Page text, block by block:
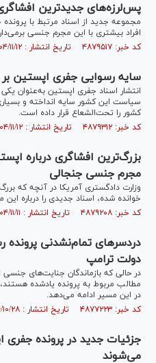
پس‌لرزه‌های جدیدترین
مجموعه جدید از اسناد مرتبط با پرونده
افراد بیشتری با این مجرم جنسی برمی‌‎دارد.
کد خبر: ۴۸۷۹۵۱۷ تاریخ انتشار : ۱۴۰۴/۱۱/۱۲
سایه رسوایی جفری اپستین
انتشار اسناد جفری اپستین به‌عنوان یکی
سیاست این کشور سایه انداخته و
کشور را تحت‌الشعاع قرار داده است.
کد خبر: ۴۸۷۹۳۱۲ تاریخ انتشار : ۱۴۰۴/۱۱/۱۲
بزرگ‌ترین افشاگری درباره
مجرم جنسی جنجالی
وزارت دادگستری آمریکا در آنچه که
خوانده شده، اسناد جدیدی را درباره
کد خبر: ۴۸۷۹۲۰۸ تاریخ انتشار : ۱۴۰۴/۱۱/۱۱
دردسر‌های تمام‌نشدنی
دولت ترامپ
در حالی که بازماندگان جنایت‌های جنسی
مطالب مربوط به پرونده یادشده
در این مسیر ادامه می‌دهد.
کد خبر: ۴۸۷۷۲۲۳ تاریخ انتشار : ۱۴۰۴/۱۰/۲۸
جزئیات جدید در پرونده جفری
می‌شوند